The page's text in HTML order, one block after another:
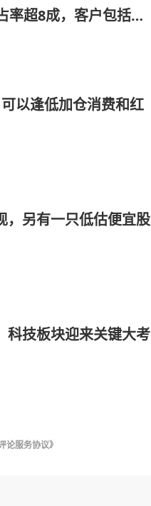
率超8成，客户包括海
以逢低加仓消费和红
，另有一只低估便宜股
科技板块迎来关键大考
论服务协议》